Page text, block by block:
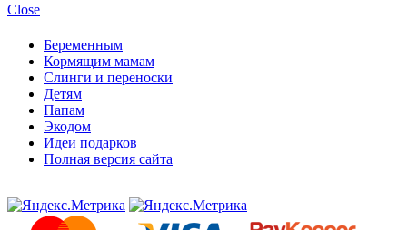
Close
Беременным
Кормящим мамам
Слинги и переноски
Детям
Папам
Экодом
Идеи подарков
Полная версия сайта